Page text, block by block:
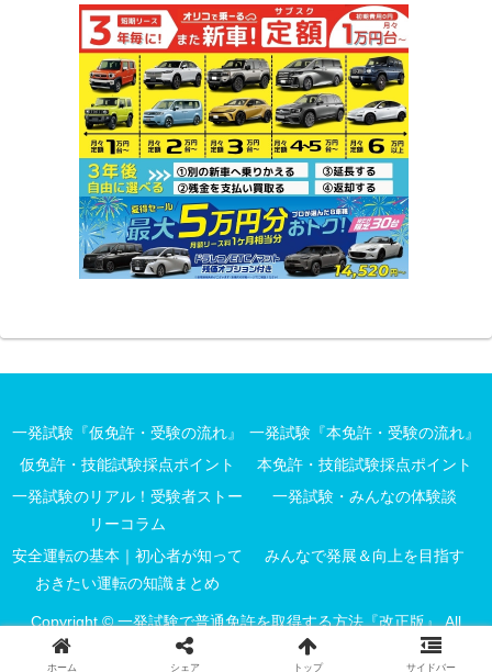
一発試験『仮免許・受験の流れ』
一発試験『本免許・受験の流れ』
仮免許・技能試験採点ポイント
本免許・技能試験採点ポイント
一発試験のリアル！受験者ストー
リーコラム
一発試験・みんなの体験談
安全運転の基本｜初心者が知って
おきたい運転の知識まとめ
みんなで発展＆向上を目指す
Copyright © 一発試験で普通免許を取得する方法『改正版』 All
Rights Reserved.
ホーム シェア トップ サイドバー